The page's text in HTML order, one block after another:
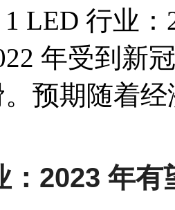
LED 行业
年受到新
预期随着
：2023 年